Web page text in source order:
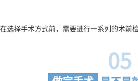
选择手术方式前，需要进行一系列的术前
05